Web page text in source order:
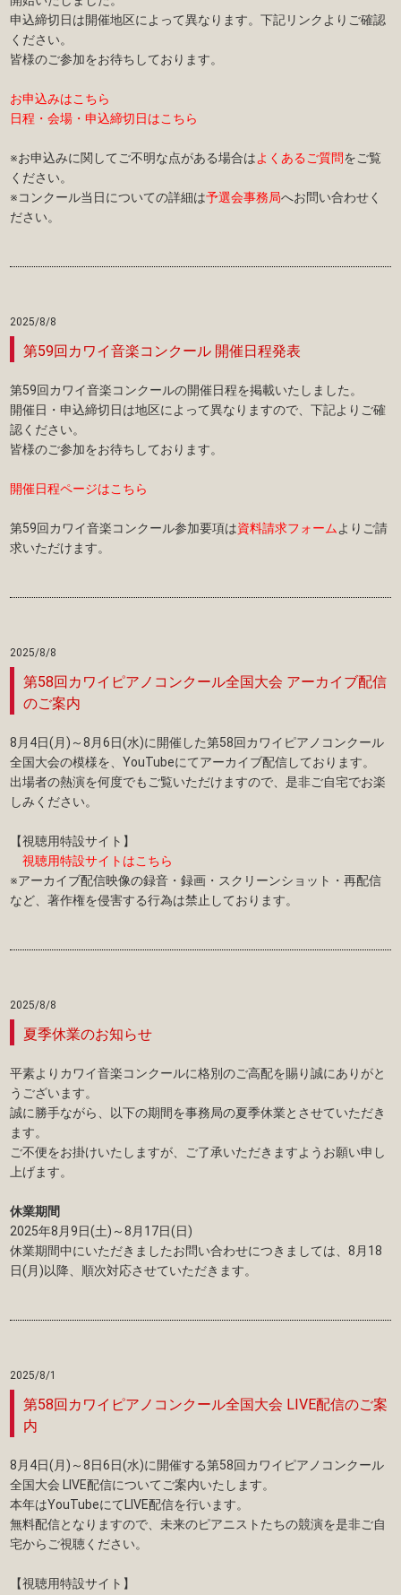
申込締切日は開催地区によって異なります。下記リンクよりご確認
ください。
皆様のご参加をお待ちしております。
お申込みはこちら
日程・会場・申込締切日はこちら
※お申込みに関してご不明な点がある場合はよくあるご質問をご覧
ください。
※コンクール当日についての詳細は予選会事務局へお問い合わせく
ださい。
2025/8/8
第59回カワイ音楽コンクール 開催日程発表
第59回カワイ音楽コンクールの開催日程を掲載いたしました。
開催日・申込締切日は地区によって異なりますので、下記よりご確
認ください。
皆様のご参加をお待ちしております。
開催日程ページはこちら
第59回カワイ音楽コンクール参加要項は資料請求フォーム よりご請
求いただけます。
2025/8/8
第58回カワイピアノコンクール全国大会 アーカイブ配信
のご案内
8月4日(月)～8月6日(水)に開催した第58回カワイピアノコンクール
全国大会の模様を、YouTubeにてアーカイブ配信しております。
出場者の熱演を何度でもご覧いただけますので、是非ご自宅でお楽
しみください。
【視聴用特設サイト】
視聴用特設サイトはこちら
※アーカイブ配信映像の録音・録画・スクリーンショット・再配信
など、著作権を侵害する行為は禁止しております。
2025/8/8
夏季休業のお知らせ
平素よりカワイ音楽コンクールに格別のご高配を賜り誠にありがと
うございます。
誠に勝手ながら、以下の期間を事務局の夏季休業とさせていただき
ます。
ご不便をお掛けいたしますが、ご了承いただきますようお願い申し
上げます。
休業期間
2025年8月9日(土)～8月17日(日)
休業期間中にいただきましたお問い合わせにつきましては、8月18
日(月)以降、順次対応させていただきます。
2025/8/1
第58回カワイピアノコンクール全国大会 LIVE配信のご案
内
8月4日(月)～8日6日(水)に開催する第58回カワイピアノコンクール
全国大会 LIVE配信についてご案内いたします。
本年はYouTubeにてLIVE配信を行います。
無料配信となりますので、未来のピアニストたちの競演を是非ご自
宅からご視聴ください。
【視聴用特設サイト】